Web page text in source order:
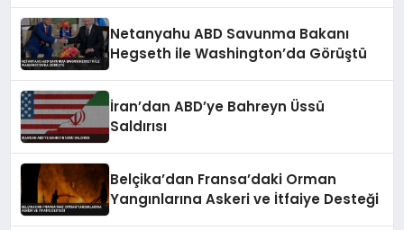
Netanyahu ABD Savunma Bakanı
Hegseth ile Washington’da Görüştü
İran’dan ABD’ye Bahreyn Üssü
Saldırısı
Belçika’dan Fransa’daki Orman
Yangınlarına Askeri ve İtfaiye Desteği